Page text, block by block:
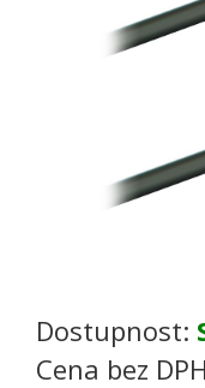
Dostupnost:
Cena bez